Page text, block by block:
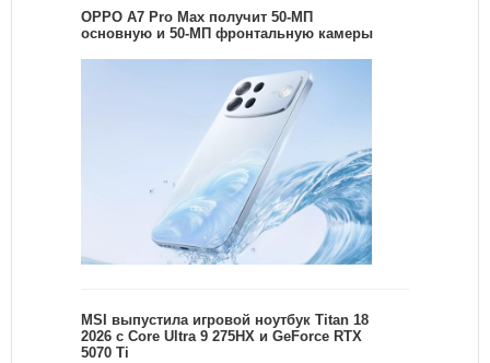
OPPO A7 Pro Max получит 50-МП
основную и 50-МП фронтальную камеры
MSI выпустила игровой ноутбук Titan 18
2026 с Core Ultra 9 275HX и GeForce RTX
5070 Ti